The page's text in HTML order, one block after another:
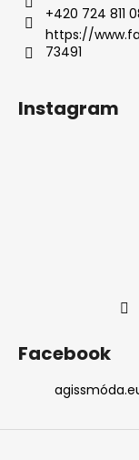
+420 724 811
https://
73491
Instagram
Facebook